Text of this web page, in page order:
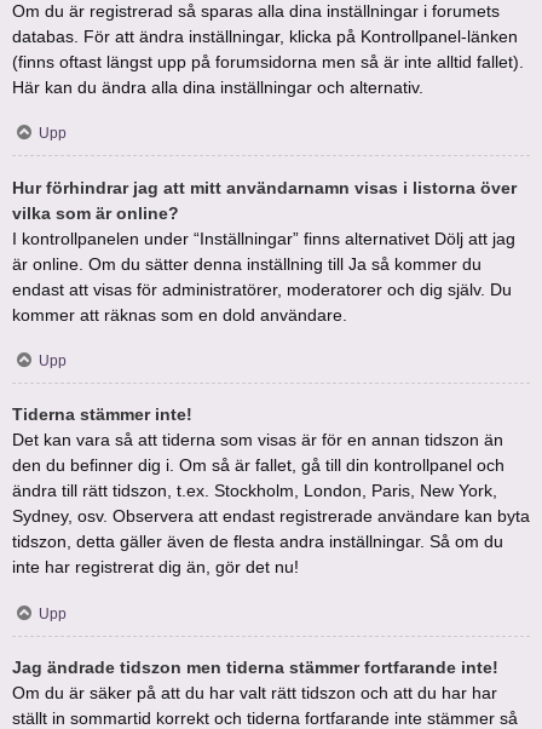
Om du är registrerad så sparas alla dina inställningar i forumets
databas. För att ändra inställningar, klicka på Kontrollpanel-länken
(finns oftast längst upp på forumsidorna men så är inte alltid fallet).
Här kan du ändra alla dina inställningar och alternativ.
Upp
Hur förhindrar jag att mitt användarnamn visas i listorna över
vilka som är online?
I kontrollpanelen under “Inställningar” finns alternativet Dölj att jag
är online. Om du sätter denna inställning till Ja så kommer du
endast att visas för administratörer, moderatorer och dig själv. Du
kommer att räknas som en dold användare.
Upp
Tiderna stämmer inte!
Det kan vara så att tiderna som visas är för en annan tidszon än
den du befinner dig i. Om så är fallet, gå till din kontrollpanel och
ändra till rätt tidszon, t.ex. Stockholm, London, Paris, New York,
Sydney, osv. Observera att endast registrerade användare kan byta
tidszon, detta gäller även de flesta andra inställningar. Så om du
inte har registrerat dig än, gör det nu!
Upp
Jag ändrade tidszon men tiderna stämmer fortfarande inte!
Om du är säker på att du har valt rätt tidszon och att du har har
ställt in sommartid korrekt och tiderna fortfarande inte stämmer så